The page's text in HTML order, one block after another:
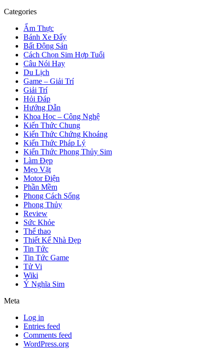
Categories
Ẩm Thực
Bánh Xe Đẩy
Bất Động Sản
Cách Chọn Sim Hợp Tuổi
Câu Nói Hay
Du Lịch
Game – Giải Trí
Giải Trí
Hỏi Đáp
Hướng Dẫn
Khoa Học – Công Nghệ
Kiến Thức Chung
Kiến Thức Chứng Khoáng
Kiến Thức Pháp Lý
Kiến Thức Phong Thủy Sim
Làm Đẹp
Mẹo Vặt
Motor Điện
Phần Mềm
Phong Cách Sống
Phong Thủy
Review
Sức Khỏe
Thể thao
Thiết Kế Nhà Đẹp
Tin Tức
Tin Tức Game
Tử Vi
Wiki
Ý Nghĩa Sim
Meta
Log in
Entries feed
Comments feed
WordPress.org